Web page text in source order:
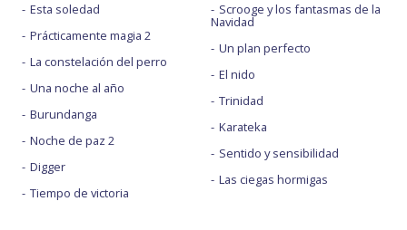
Esta soledad
Prácticamente magia 2
La constelación del perro
Una noche al año
Burundanga
Noche de paz 2
Digger
Tiempo de victoria
Scrooge y los fantasmas de la
Navidad
Un plan perfecto
El nido
Trinidad
Karateka
Sentido y sensibilidad
Las ciegas hormigas